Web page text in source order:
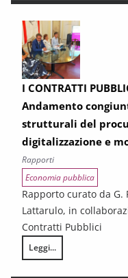
I CONTRATTI
Andamento
strutturali del
digitalizzazione e
Rapporti
Economia pubblica
Rapporto curato da G.
Lattarulo, in
Contratti Pubblici
Leggi...
I CONTRATTI